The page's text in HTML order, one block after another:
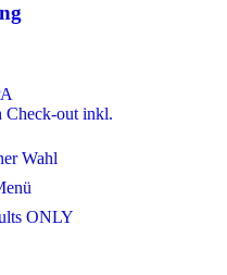
Check-out inkl.
Wahl
ONLY